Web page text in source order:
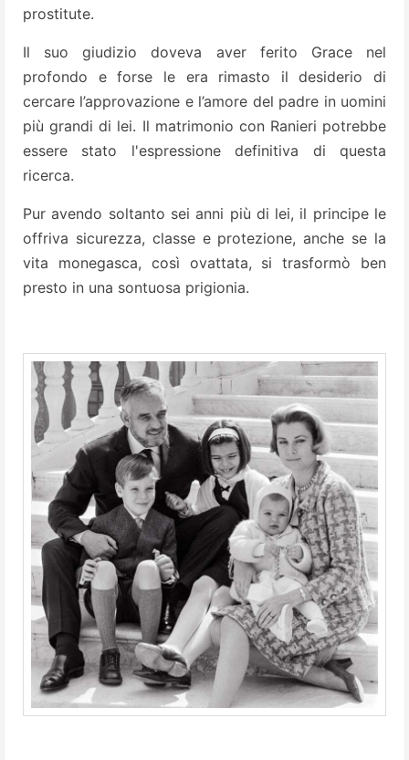
prostitute.
Il suo giudizio doveva aver ferito Grace nel
profondo e forse le era rimasto il desiderio di
cercare l’approvazione e l’amore del padre in uomini
più grandi di lei. Il matrimonio con Ranieri potrebbe
essere stato l'espressione definitiva di questa
ricerca.
Pur avendo soltanto sei anni più di lei, il principe le
offriva sicurezza, classe e protezione, anche se la
vita monegasca, così ovattata, si trasformò ben
presto in una sontuosa prigionia.